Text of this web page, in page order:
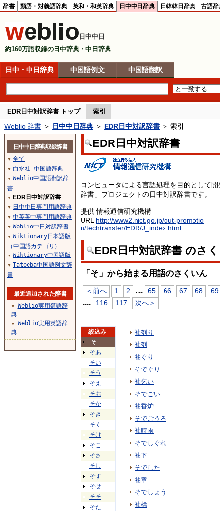
辞書 類語・対義語辞典 英和・和英辞典 日中中日辞典 日韓韓日辞典 古語辞
日中中日
約160万語収録の日中辞典・中日辞典
日中・中日辞典 中国語例文 中国語翻訳
EDR日中対訳辞書 トップ 索引
Weblio 辞書 ＞ 日中中日辞典 ＞ EDR日中対訳辞書 ＞ 索引
EDR日中対訳辞書
コンピュータによる言語処理を目的として
辞書」プロジェクトの日中対訳辞書です。
提供 情報通信研究機構
URL http://www2.nict.go.jp/out-promotio
n/techtransfer/EDR/J_index.html
EDR日中対訳辞書 のさ
「そ」から始まる用語のさくいん
＜前へ 1 2 .... 65 66 67 68 69
.... 116 117 次へ＞
絞込み
そ
そあ
そい
そう
そえ
そお
そか
そき
そく
そけ
そこ
そさ
そし
そす
そせ
そそ
そた
袖刳り
袖刳
袖ぐり
そでぐり
袖乞い
そでごい
袖香炉
そでごうろ
袖時雨
そでしぐれ
袖下
そでした
袖章
そでしょう
袖標
日中中日辞典収録辞書
▼ 全て
▼ 白水社 中国語辞典
▼ Weblio中国語翻訳辞
書
▼ EDR日中対訳辞書
▼ 日中中日専門用語辞典
▼ 中英英中専門用語辞典
▼ Weblio中日対訳辞書
▼ Wiktionary日本語版
（中国語カテゴリ）
▼ Wiktionary中国語版
▼ Tatoeba中国語例文辞
書
最近追加された辞書
▼
Weblio実用類語辞
典
▼
Weblio実用英語辞
典